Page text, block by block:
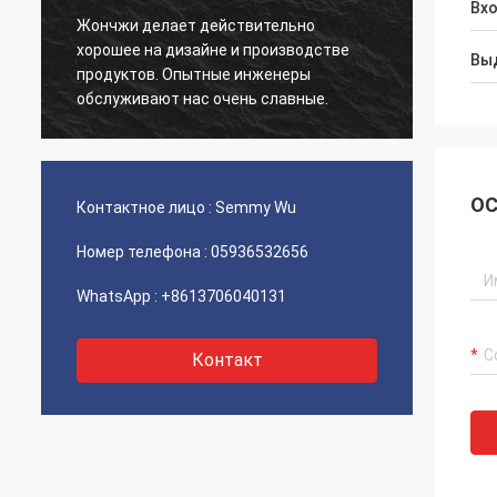
Жончжи делает действительно
хорошее на дизайне и производстве
продуктов. Опытные инженеры
обслуживают нас очень славные.
Контактное лицо : Semmy Wu
Номер телефона : 05936532656
WhatsApp : +8613706040131
Контакт